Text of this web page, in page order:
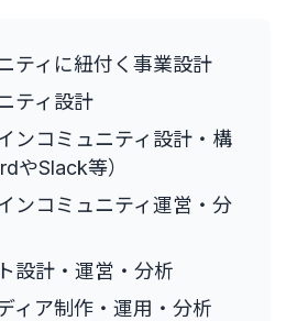
ティに紐付く事業設計
ティ設計
ンコミュニティ設計・構
やSlack等）
ンコミュニティ運営・分
設計・運営・分析
ィア制作・運用・分析